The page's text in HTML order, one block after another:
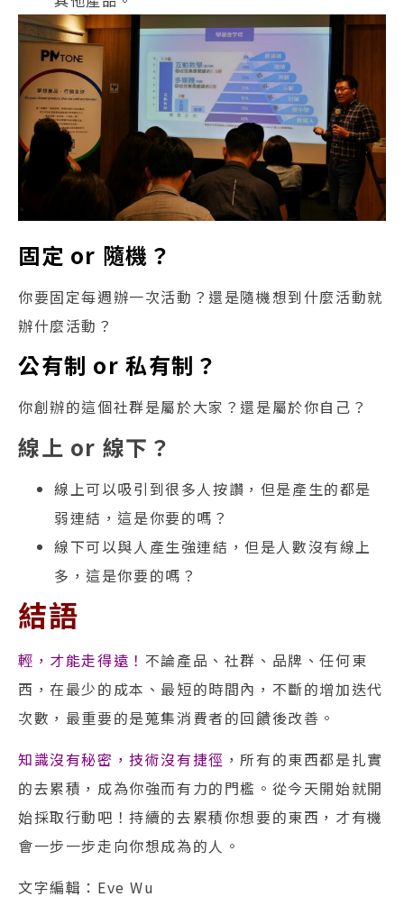
固定 or 隨機？
你要固定每週辦一次活動？還是隨機想到什麼活動就
辦什麼活動？
公有制 or 私有制？
你創辦的這個社群是屬於大家？還是屬於你自己？
線上 or 線下？
線上可以吸引到很多人按讚，但是產生的都是
弱連結，這是你要的嗎？
線下可以與人產生強連結，但是人數沒有線上
多，這是你要的嗎？
結語
輕，才能走得遠！ 不論產品、社群、品牌、任何東
西，在最少的成本、最短的時間內，不斷的增加迭代
次數，最重要的是蒐集消費者的回饋後改善。
知識沒有秘密，技術沒有捷徑 ，所有的東西都是扎實
的去累積，成為你強而有力的門檻。從今天開始就開
始採取行動吧！持續的去累積你想要的東西，才有機
會一步一步走向你想成為的人。
文字編輯：Eve Wu